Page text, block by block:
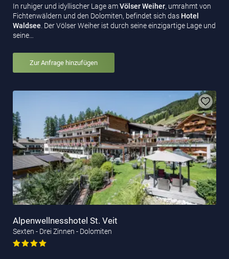
In ruhiger und idyllischer Lage amVölser Weiher, umrahmt von
Fichtenwäldern und den Dolomiten, befindet sich das Hotel
Waldsee . Der Völser Weiher ist durch seine einzigartige Lage und
seine…
Zur Anfrage hinzufügen
Alpenwellnesshotel St. Veit
Sexten - Drei Zinnen - Dolomiten